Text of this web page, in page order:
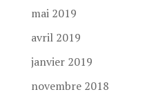
mai 2019
avril 2019
janvier 2019
novembre 2018